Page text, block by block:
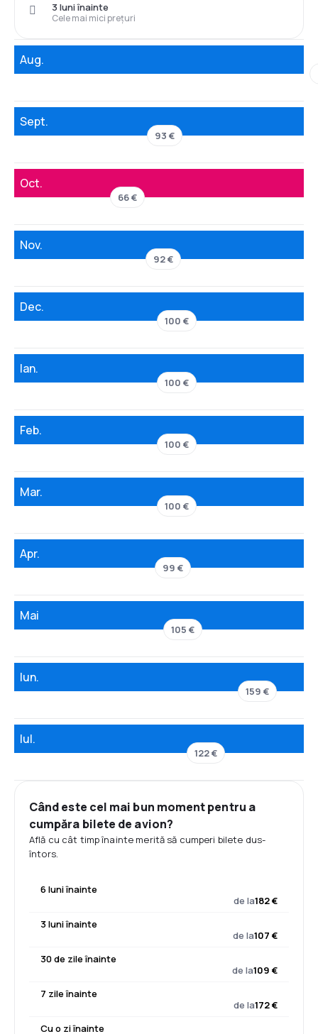
Cele mai mici prețuri
3 luni înainte
Aug.
Sept.
93 €
Oct.
66 €
Nov.
92 €
Dec.
100 €
Ian.
100 €
Feb.
100 €
Mar.
100 €
Apr.
99 €
Mai
105 €
Iun.
159 €
Iul.
122 €
Când este cel mai bun moment pentru a
cumpăra bilete de avion?
Află cu cât timp înainte merită să cumperi bilete dus-
întors.
6 luni înainte
de la182 €
3 luni înainte
de la107 €
30 de zile înainte
de la109 €
7 zile înainte
de la172 €
Cu o zi înainte